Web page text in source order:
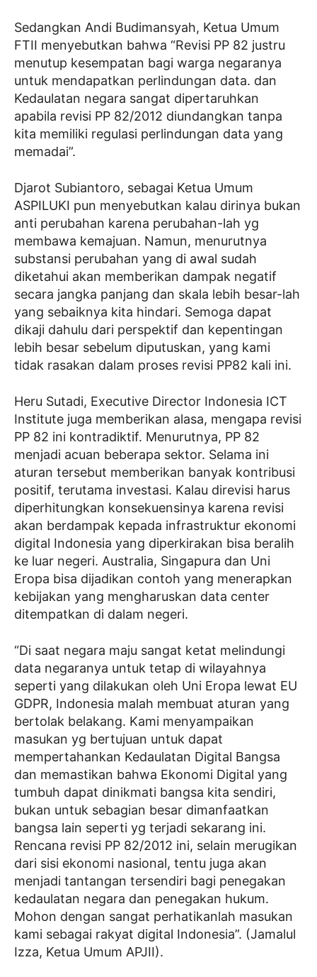
Sedangkan Andi Budimansyah, Ketua Umum
FTII menyebutkan bahwa “Revisi PP 82 justru
menutup kesempatan bagi warga negaranya
untuk mendapatkan perlindungan data. dan
Kedaulatan negara sangat dipertaruhkan
apabila revisi PP 82/2012 diundangkan tanpa
kita memiliki regulasi perlindungan data yang
memadai”.
Djarot Subiantoro, sebagai Ketua Umum
ASPILUKI pun menyebutkan kalau dirinya bukan
anti perubahan karena perubahan-lah yg
membawa kemajuan. Namun, menurutnya
substansi perubahan yang di awal sudah
diketahui akan memberikan dampak negatif
secara jangka panjang dan skala lebih besar-lah
yang sebaiknya kita hindari. Semoga dapat
dikaji dahulu dari perspektif dan kepentingan
lebih besar sebelum diputuskan, yang kami
tidak rasakan dalam proses revisi PP82 kali ini.
Heru Sutadi, Executive Director Indonesia ICT
Institute juga memberikan alasa, mengapa revisi
PP 82 ini kontradiktif. Menurutnya, PP 82
menjadi acuan beberapa sektor. Selama ini
aturan tersebut memberikan banyak kontribusi
positif, terutama investasi. Kalau direvisi harus
diperhitungkan konsekuensinya karena revisi
akan berdampak kepada infrastruktur ekonomi
digital Indonesia yang diperkirakan bisa beralih
ke luar negeri. Australia, Singapura dan Uni
Eropa bisa dijadikan contoh yang menerapkan
kebijakan yang mengharuskan data center
ditempatkan di dalam negeri.
“Di saat negara maju sangat ketat melindungi
data negaranya untuk tetap di wilayahnya
seperti yang dilakukan oleh Uni Eropa lewat EU
GDPR, Indonesia malah membuat aturan yang
bertolak belakang. Kami menyampaikan
masukan yg bertujuan untuk dapat
mempertahankan Kedaulatan Digital Bangsa
dan memastikan bahwa Ekonomi Digital yang
tumbuh dapat dinikmati bangsa kita sendiri,
bukan untuk sebagian besar dimanfaatkan
bangsa lain seperti yg terjadi sekarang ini.
Rencana revisi PP 82/2012 ini, selain merugikan
dari sisi ekonomi nasional, tentu juga akan
menjadi tantangan tersendiri bagi penegakan
kedaulatan negara dan penegakan hukum.
Mohon dengan sangat perhatikanlah masukan
kami sebagai rakyat digital Indonesia”. (Jamalul
Izza, Ketua Umum APJII).